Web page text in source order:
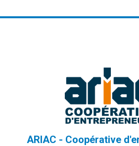
ARIAC - Coopérative